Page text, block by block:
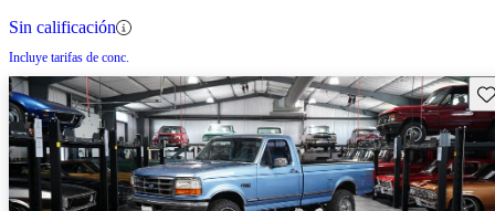
Sin calificación
Incluye tarifas de conc.